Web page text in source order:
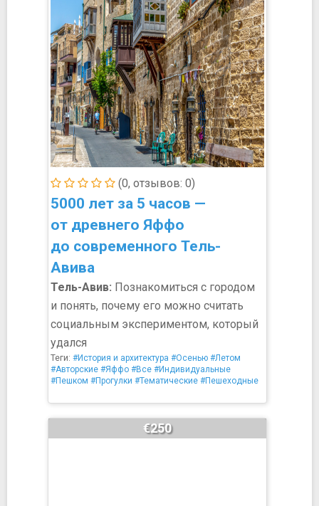
(0, отзывов: 0)
5000 лет за 5 часов —
от древнего Яффо
до современного Тель-
Авива
Тель-Авив: Познакомиться с городом
и понять, почему его можно считать
социальным экспериментом, который
удался
Теги: #История и архитектура #Осенью #Летом
#Авторские #Яффо #Все #Индивидуальные
#Пешком #Прогулки #Тематические #Пешеходные
€250